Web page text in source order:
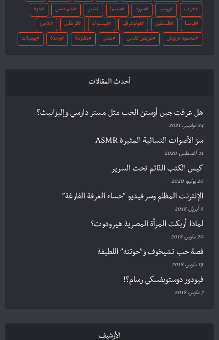
حرب روسيا سوريا سينما شعر علم نفس غزة
فرنسا فلسطين فوتوغرافيا فيسبوك قرطاس لاجئ
محمود درويش مريض نفسي مصر مقاومة وحدة يوميات
أحدث المقالات
هل عرفت جين أوستن الحب مثل مستر دارسي وإليزابيث؟
24 نوفمبر، 2021
سرّ الأصوات النسائية المثيرة ASMR
11 أغسطس، 2020
كيس الكتب النّائم تحت السرير
20 يوليو، 2020
الإنترنت المظلم وسر فيديو “حساء الغرفة الفارغة”
5 أبريل، 2018
لماذا أربكت المرأة المصرية هيرودوت؟
20 مارس، 2018
قصة حب تشيخوف و”حوتته” اللطيفة
15 مارس، 2018
فيودور دوستويفسكي رسام؟!
7 مارس، 2018
الأرشيف